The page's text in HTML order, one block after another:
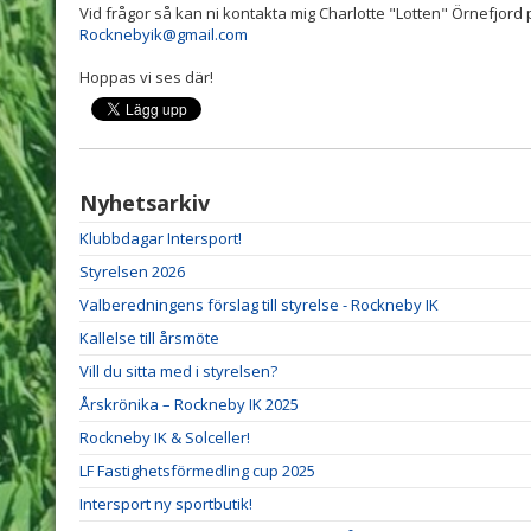
Vid frågor så kan ni kontakta mig Charlotte "Lotten" Örnefjord
Rocknebyik@gmail.com
Hoppas vi ses där!
Nyhetsarkiv
Klubbdagar Intersport!
Styrelsen 2026
Valberedningens förslag till styrelse - Rockneby IK
Kallelse till årsmöte
Vill du sitta med i styrelsen?
Årskrönika – Rockneby IK 2025
Rockneby IK & Solceller!
LF Fastighetsförmedling cup 2025
Intersport ny sportbutik!